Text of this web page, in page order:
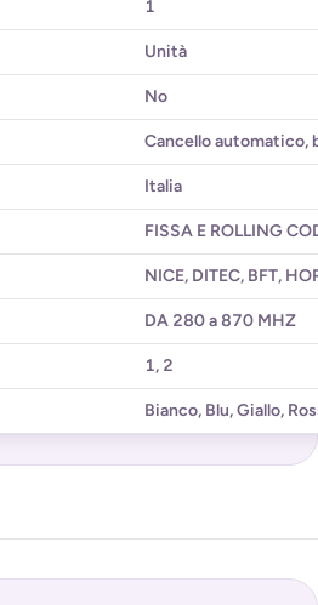
1
Unità
No
Cancello automatico,
Italia
FISSA E ROLLING
NICE, DITEC, BFT,
DA 280 a 870 MHZ
1, 2
Bianco, Blu,Giallo,